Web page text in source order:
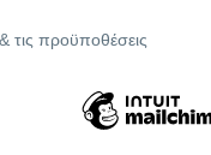
τις προϋποθέσεις